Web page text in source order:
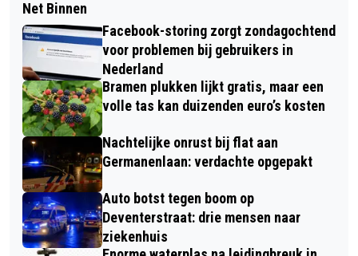
Net Binnen
Facebook-storing zorgt zondagochtend
voor problemen bij gebruikers in
Nederland
Bramen plukken lijkt gratis, maar een
volle tas kan duizenden euro’s kosten
Nachtelijke onrust bij flat aan
Germanenlaan: verdachte opgepakt
Auto botst tegen boom op
Deventerstraat: drie mensen naar
ziekenhuis